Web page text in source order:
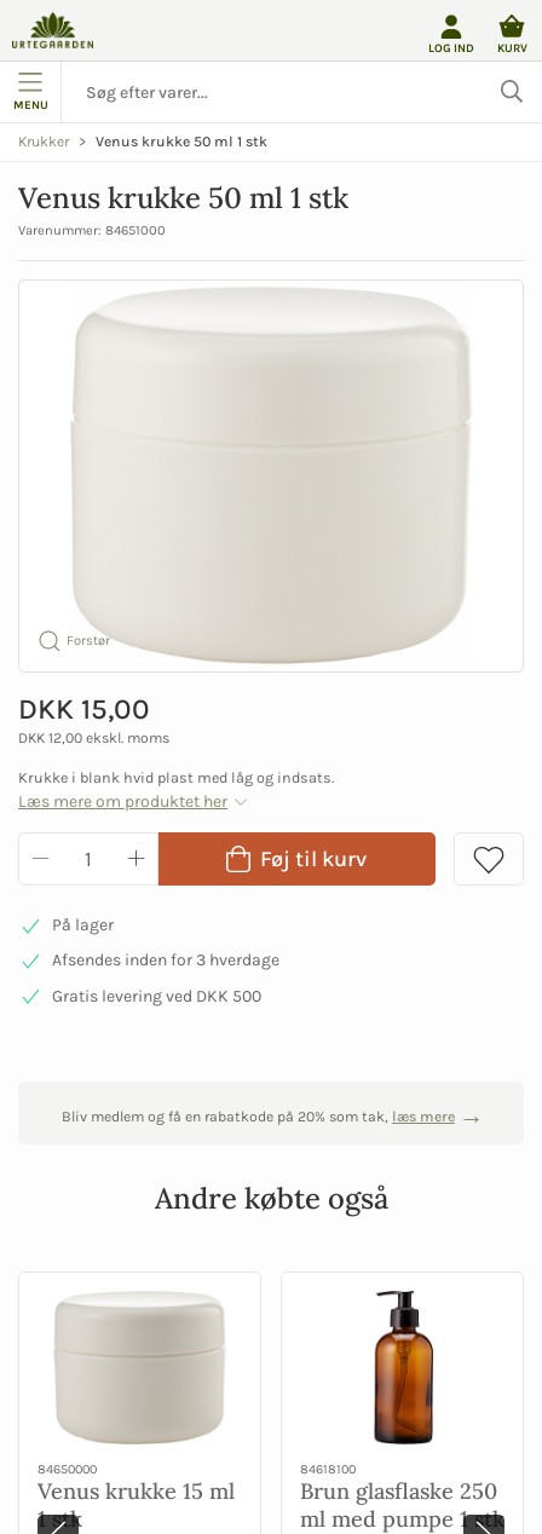
LOG IND KURV
MENU
Krukker Venus krukke 50 ml 1 stk
Venus krukke 50 ml 1 stk
Varenummer: 84651000
Forstør
DKK 15,00
DKK 12,00 ekskl. moms
Krukke i blank hvid plast med låg og indsats.
Læs mere om produktet her
Føj til kurv
På lager
Afsendes inden for 3 hverdage
Gratis levering ved DKK 500
Bliv medlem og få en rabatkode på 20% som tak, læs mere
Andre købte også
84650000
Venus krukke 15 ml
1 stk
84618100
Brun glasflaske 250
ml med pumpe 1 stk